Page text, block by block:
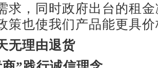
求，同时政府出台的租
策也使我们产品能更具
无理由退货